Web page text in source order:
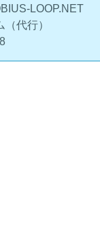
LOOP.NET
代行）